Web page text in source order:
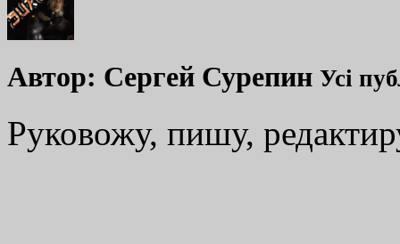
Автор: Сергей Сурепин Усі
Руковожу, пишу,